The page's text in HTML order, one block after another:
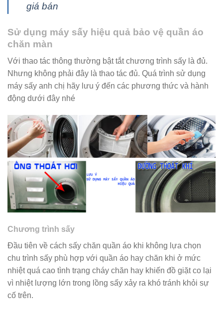
giá bán
Sử dụng máy sấy hiệu quả bảo vệ quần áo
chăn màn
Với thao tác thông thường bật tắt chương trình sấy là đủ.
Nhưng không phải đây là thao tác đủ. Quá trình sử dụng
máy sấy anh chị hãy lưu ý đến các phương thức và hành
động dưới đây nhé
Chương trình sấy
Đầu tiên về cách sấy chăn quần áo khi không lựa chọn
chu trình sấy phù hợp với quần áo hay chăn khi ở mức
nhiệt quá cao tình trạng cháy chăn hay khiến đồ giặt co lại
vì nhiệt lượng lớn trong lồng sấy xảy ra khó tránh khỏi sự
cố trên.